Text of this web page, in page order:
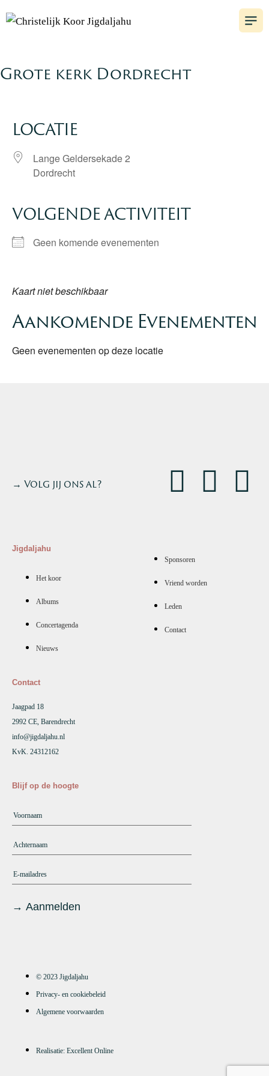
Grote kerk Dordrecht
LOCATIE
Lange Geldersekade 2
Dordrecht
VOLGENDE ACTIVITEIT
Geen komende evenementen
Kaart niet beschikbaar
Aankomende Evenementen
Geen evenementen op deze locatie
→ Volg jij ons al?
Jigdaljahu
Het koor
Albums
Concertagenda
Nieuws
Sponsoren
Vriend worden
Leden
Contact
Contact
Jaagpad 18
2992 CE, Barendrecht
info@jigdaljahu.nl
KvK. 24312162
Blijf op de hoogte
© 2023 Jigdaljahu
Privacy- en cookiebeleid
Algemene voorwaarden
Realisatie: Excellent Online